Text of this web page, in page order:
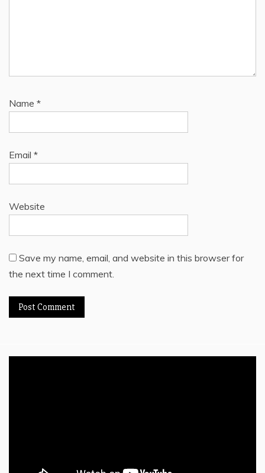
Name *
Email *
Website
Save my name, email, and website in this browser for
the next time I comment.